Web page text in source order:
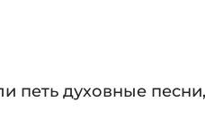
петь духовные